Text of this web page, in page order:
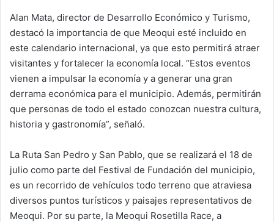
Alan Mata, director de Desarrollo Económico y Turismo,
destacó la importancia de que Meoqui esté incluido en
este calendario internacional, ya que esto permitirá atraer
visitantes y fortalecer la economía local. “Estos eventos
vienen a impulsar la economía y a generar una gran
derrama económica para el municipio. Además, permitirán
que personas de todo el estado conozcan nuestra cultura,
historia y gastronomía”, señaló.
La Ruta San Pedro y San Pablo, que se realizará el 18 de
julio como parte del Festival de Fundación del municipio,
es un recorrido de vehículos todo terreno que atraviesa
diversos puntos turísticos y paisajes representativos de
Meoqui. Por su parte, la Meoqui Rosetilla Race, a